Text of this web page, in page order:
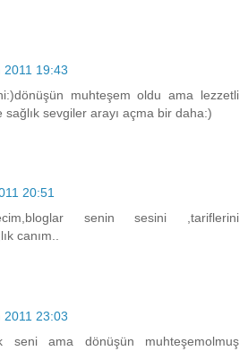
2011 19:43
muhteşem oldu ama lezzetli
sevgiler arayı açma bir daha:)
20:51
senin sesini ,tariflerini
canım..
2011 23:03
seni ama dönüşün muhteşemolmuş